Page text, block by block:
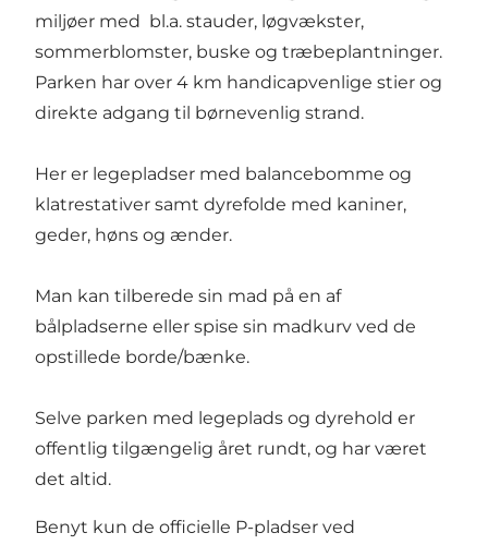
miljøer med bl.a. stauder, løgvækster,
sommerblomster, buske og træbeplantninger.
Parken har over 4 km handicapvenlige stier og
direkte adgang til børnevenlig strand.
Her er legepladser med balancebomme og
klatrestativer samt dyrefolde med kaniner,
geder, høns og ænder.
Man kan tilberede sin mad på en af
bålpladserne eller spise sin madkurv ved de
opstillede borde/bænke.
Selve parken med legeplads og dyrehold er
offentlig tilgængelig året rundt, og har været
det altid.
Benyt kun de officielle P-pladser ved